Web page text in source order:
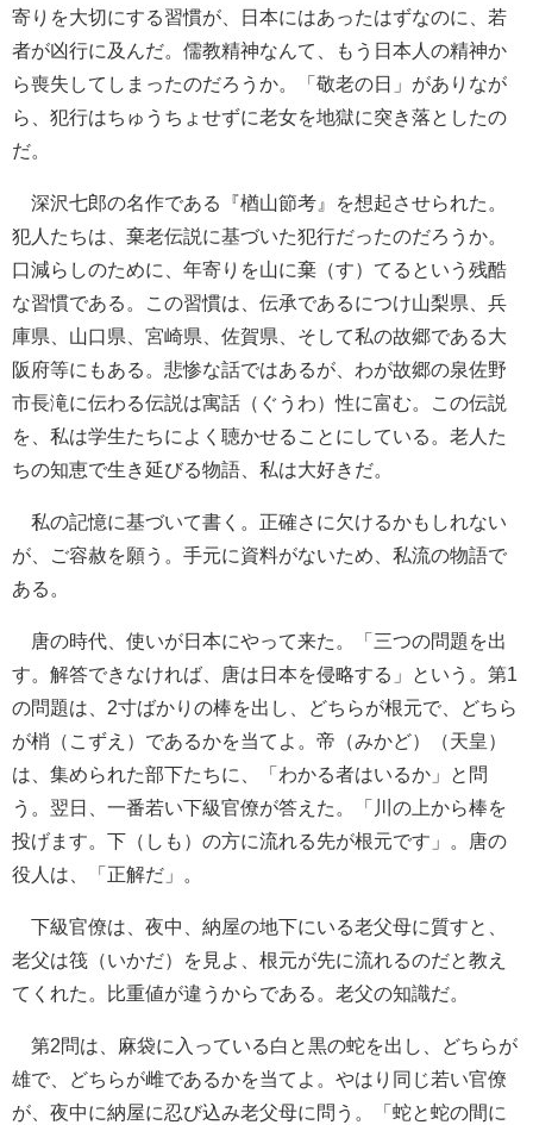
寄りを大切にする習慣が、日本にはあったはずなのに、若
者が凶行に及んだ。儒教精神なんて、もう日本人の精神か
ら喪失してしまったのだろうか。「敬老の日」がありなが
ら、犯行はちゅうちょせずに老女を地獄に突き落としたの
だ。
深沢七郎の名作である『楢山節考』を想起させられた。
犯人たちは、棄老伝説に基づいた犯行だったのだろうか。
口減らしのために、年寄りを山に棄（す）てるという残酷
な習慣である。この習慣は、伝承であるにつけ山梨県、兵
庫県、山口県、宮崎県、佐賀県、そして私の故郷である大
阪府等にもある。悲惨な話ではあるが、わが故郷の泉佐野
市長滝に伝わる伝説は寓話（ぐうわ）性に富む。この伝説
を、私は学生たちによく聴かせることにしている。老人た
ちの知恵で生き延びる物語、私は大好きだ。
私の記憶に基づいて書く。正確さに欠けるかもしれない
が、ご容赦を願う。手元に資料がないため、私流の物語で
ある。
唐の時代、使いが日本にやって来た。「三つの問題を出
す。解答できなければ、唐は日本を侵略する」という。第1
の問題は、2寸ばかりの棒を出し、どちらが根元で、どちら
が梢（こずえ）であるかを当てよ。帝（みかど）（天皇）
は、集められた部下たちに、「わかる者はいるか」と問
う。翌日、一番若い下級官僚が答えた。「川の上から棒を
投げます。下（しも）の方に流れる先が根元です」。唐の
役人は、「正解だ」。
下級官僚は、夜中、納屋の地下にいる老父母に質すと、
老父は筏（いかだ）を見よ、根元が先に流れるのだと教え
てくれた。比重値が違うからである。老父の知識だ。
第2問は、麻袋に入っている白と黒の蛇を出し、どちらが
雄で、どちらが雌であるかを当てよ。やはり同じ若い官僚
が、夜中に納屋に忍び込み老父母に問う。「蛇と蛇の間に